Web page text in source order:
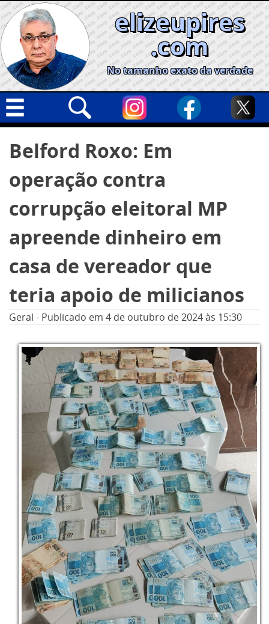
Skip
to
content
elizeupires
.com
No tamanho exato da verdade
Geral
Cidades
Opinião
Informe especial
por:
Belford Roxo: Em
operação contra
corrupção eleitoral MP
apreende dinheiro em
casa de vereador que
teria apoio de milicianos
Geral - Publicado em 4 de outubro de 2024às 15:30